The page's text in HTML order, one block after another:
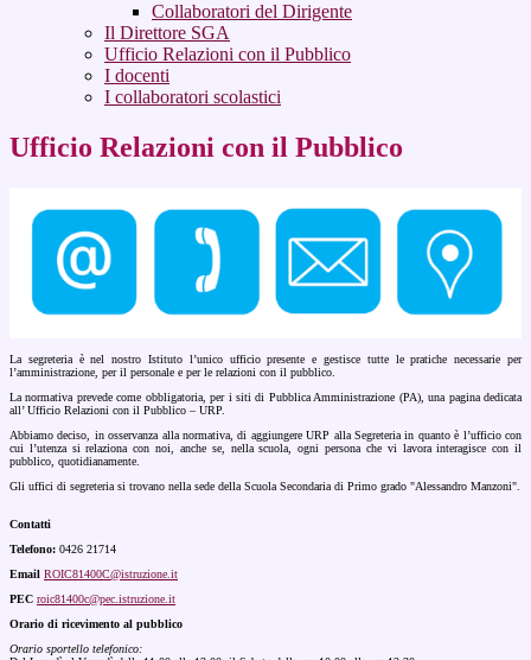
Collaboratori del Dirigente
Il Direttore SGA
Ufficio Relazioni con il Pubblico
I docenti
I collaboratori scolastici
Ufficio Relazioni con il Pubblico
La segreteria è nel nostro Istituto l’unico ufficio presente e gestisce tutte le pratiche necessarie per
l’amministrazione, per il personale e per le relazioni con il pubblico.
La normativa prevede come obbligatoria, per i siti di Pubblica Amministrazione (PA), una pagina dedicata
all’ Ufficio Relazioni con il Pubblico – URP.
Abbiamo deciso, in osservanza alla normativa, di aggiungere URP alla Segreteria in quanto è l’ufficio con
cui l’utenza si relaziona con noi, anche se, nella scuola, ogni persona che vi lavora interagisce con il
pubblico, quotidianamente.
Gli uffici di segreteria si trovano nella sede della Scuola Secondaria di Primo grado "Alessandro Manzoni".
Contatti
Telefono: 0426 21714
Email ROIC81400C@istruzione.it
PEC roic81400c@pec.istruzione.it
Orario di ricevimento al pubblico
Orario sportello telefonico: